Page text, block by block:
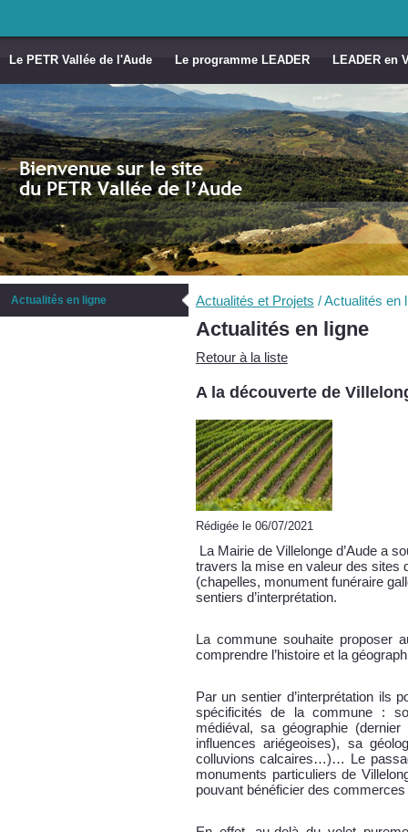
Le PETR Vallée de l'Aude Le programme LEADER LEADER en
Actualités et Projets /Actualités en
Actualités en ligne
Retour à la liste
A la découverte de
Rédigée le 06/07/2021
La Mairie de Villelonge d’Aude a
travers la mise en valeur des sites
(chapelles, monument funéraire
sentiers d’interprétation.
La commune souhaite proposer
comprendre l’histoire et la
Par un sentier d’interprétation ils
spécificités de la commune :
médiéval, sa géographie
influences ariégeoises), sa
colluvions calcaires…)… Le
monuments particuliers de
pouvant bénéficier des
Actualités en ligne